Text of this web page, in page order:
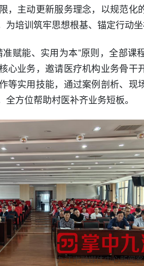
，主动更新服务理念，以规范
培训筑牢思想根基、锚定行动坐
赋能、实用为本”原则，全部
心业务，邀请医疗机构业务骨干
等实用技能，通过案例剖析、
方位帮助村医补齐业务短板。